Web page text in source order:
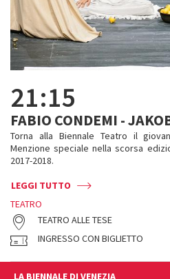
21:15
FABIO CONDEMI -
Torna alla Biennale Teatro il
Menzione speciale nella scorsa
2017-2018.
LEGGI TUTTO
TEATRO
TEATRO ALLE TESE
INGRESSO CON BIGLIETTO
LA BIENNALE DI VENEZIA